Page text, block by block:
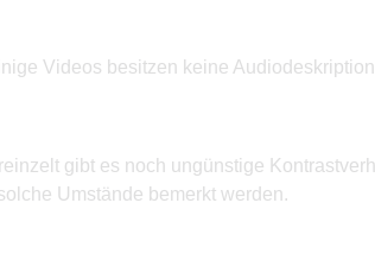
Videos besitzen keine
gibt es noch ungünstige
Umstände bemerkt werden.